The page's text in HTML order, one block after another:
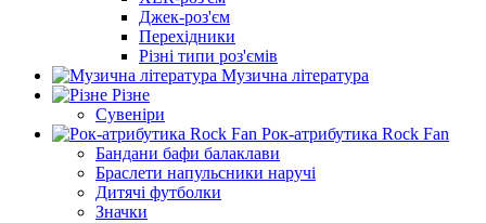
Джек-роз'єм
Перехідники
Різні типи роз'ємів
Музична література
Різне
Сувеніри
Рок-атрибутика Rock Fan
Бандани бафи балаклави
Браслети напульсники наручі
Дитячі футболки
Значки